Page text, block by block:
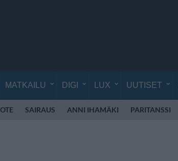
MATKAILU DIGI LUX UUTISET
SAIRAUS ANNI IHAMÄKI PARITANSSI